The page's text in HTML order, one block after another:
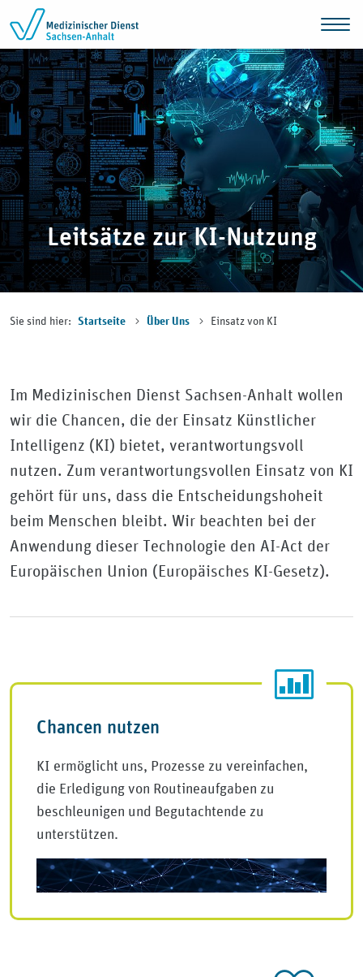
Zum Inhalt springen
Leitsätze zur KI-Nutzung
Sie sind hier: Startseite Über Uns Einsatz von KI
Im Medizinischen Dienst Sachsen-Anhalt wollen
wir die Chancen, die der Einsatz Künstlicher
Intelligenz (KI) bietet, verantwortungsvoll
nutzen. Zum verantwortungsvollen Einsatz von KI
gehört für uns, dass die Entscheidungshoheit
beim Menschen bleibt. Wir beachten bei der
Anwendung dieser Technologie den AI-Act der
Europäischen Union (Europäisches KI-Gesetz).
Chancen nutzen
KI ermöglicht uns, Prozesse zu vereinfachen,
die Erledigung von Routineaufgaben zu
beschleunigen und Begutachtende zu
unterstützen.